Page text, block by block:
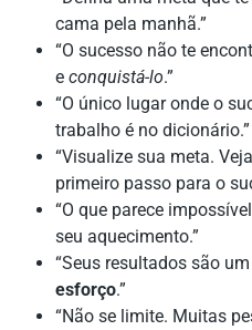
cama pela manhã.”
“O sucesso não te
e conquistá-lo.”
“O único lugar onde o
trabalho é no dicionário.”
“Visualize sua meta.
primeiro passo para o
“O que parece
seu aquecimento.”
“Seus resultados são um
esforço.”
“Não se limite. Muitas